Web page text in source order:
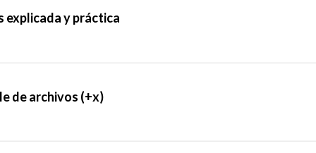
explicada y práctica
de archivos (+x)